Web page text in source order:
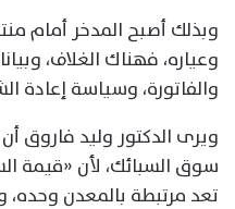
وبذلك أصبح المدخر أمام
وعياره، فهناك الغلاف،
والفاتورة، وسياسة إعادة
ويرى الدكتور وليد فاروق
سوق السبائك، لأن «قيمة
تعد مرتبطة بالمعدن وحده،